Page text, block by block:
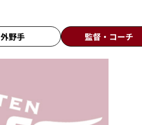
外野手 監督・ コーチ